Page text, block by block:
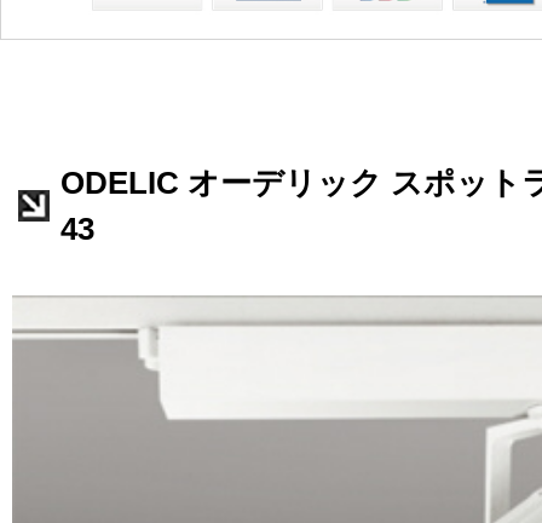
ODELIC オーデリック スポット
43